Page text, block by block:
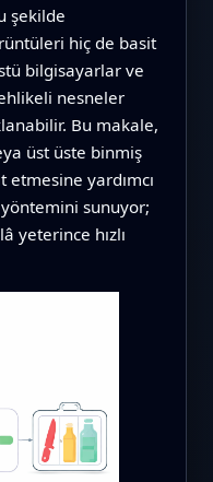
şekilde
hiç de basit
bilgisayarlar ve
nesneler
Bu makale,
üst üste binmiş
yardımcı
sunuyor;
yeterince hızlı